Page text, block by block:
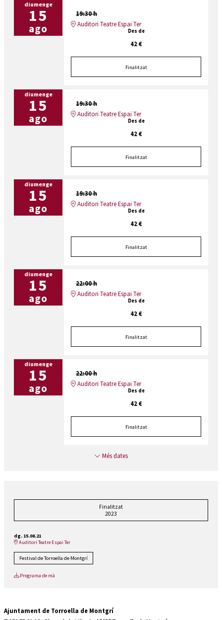
diumenge
15
ago
19:30 h
Auditori Teatre Espai Ter
Des de
42 €
Finalitzat
diumenge
15
ago
19:30 h
Auditori Teatre Espai Ter
Des de
42 €
Finalitzat
diumenge
15
ago
19:30 h
Auditori Teatre Espai Ter
Des de
42 €
Finalitzat
diumenge
15
ago
22:00 h
Auditori Teatre Espai Ter
Des de
42 €
Finalitzat
diumenge
15
ago
22:00 h
Auditori Teatre Espai Ter
Des de
42 €
Finalitzat
Més dates
Finalitzat
2023
dg. 15.08.21
Auditori Teatre Espai Ter
Festival de Torroella de Montgrí
Programa de mà
Ajuntament de Torroella de Montgrí